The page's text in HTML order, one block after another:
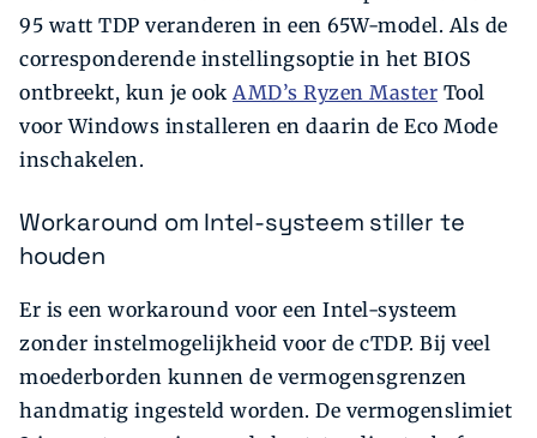
95 watt TDP veranderen in een 65W-model. Als de
corresponderende instellingsoptie in het BIOS
ontbreekt, kun je ook AMD’s Ryzen Master Tool
voor Windows installeren en daarin de Eco Mode
inschakelen.
Workaround om Intel-systeem stiller te
houden
Er is een workaround voor een Intel-systeem
zonder instelmogelijkheid voor de cTDP. Bij veel
moeder­borden kunnen de vermogensgrenzen
handmatig ingesteld worden. De vermogenslimiet